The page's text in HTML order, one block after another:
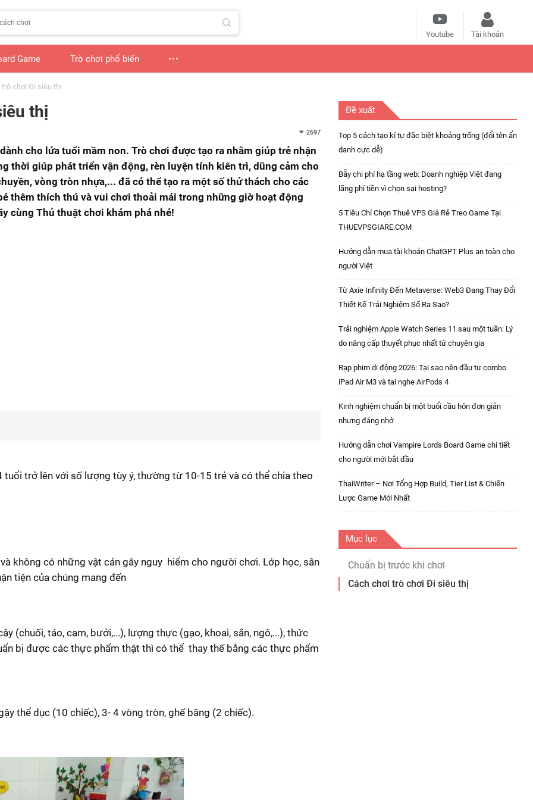
Tài khoản
Youtube
Game Trò chơi phổ biến
chơi Đi siêu thị
thị
2697
cho lứa tuổi mầm non. Trò chơi được tạo ra nhằm giúp trẻ nhận
thời giúp phát triển vận động, rèn luyện tính kiên trì, dũng cảm cho
vòng tròn nhựa,... đã có thể tạo ra một số thử thách cho các
thêm thích thú và vui chơi thoải mái trong những giờ hoạt động
cùng Thủ thuật chơi khám phá nhé!
trở lên với số lượng tùy ý, thường từ 10-15 trẻ và có thể chia theo
không có những vật cản gây nguy hiểm cho người chơi. Lớp học, sân
tiện của chúng mang đến
(chuối, táo, cam, bưởi,...), lượng thực (gạo, khoai, sắn, ngô,...), thức
bị được các thực phẩm thật thì có thể thay thế bằng các thực phẩm
thể dục (10 chiếc), 3- 4 vòng tròn, ghế băng (2 chiếc).
Đề xuất
Top 5 cách tạo kí tự đặc biệt khoảng trống (đổi tên ẩn
danh cực dễ)
Bẫy chi phí hạ tầng web: Doanh nghiệp Việt đang
lãng phí tiền vì chọn sai hosting?
5 Tiêu Chí Chọn Thuê VPS Giá Rẻ Treo Game Tại
THUEVPSGIARE.COM
Hướng dẫn mua tài khoản ChatGPT Plus an toàn cho
người Việt
Từ Axie Infinity Đến Metaverse: Web3 Đang Thay Đổi
Thiết Kế Trải Nghiệm Số Ra Sao?
Trải nghiệm Apple Watch Series 11 sau một tuần: Lý
do nâng cấp thuyết phục nhất từ chuyên gia
Rạp phim di động 2026: Tại sao nên đầu tư combo
iPad Air M3 và tai nghe AirPods 4
Kinh nghiệm chuẩn bị một buổi cầu hôn đơn giản
nhưng đáng nhớ
Hướng dẫn chơi Vampire Lords Board Game chi tiết
cho người mới bắt đầu
ThaiWriter – Nơi Tổng Hợp Build, Tier List & Chiến
Lược Game Mới Nhất
Mục lục
Chuẩn bị trước khi chơi
Cách chơi trò chơi Đi siêu thị